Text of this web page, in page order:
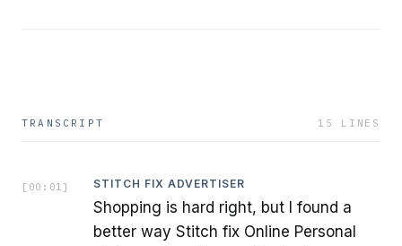
TRANSCRIPT 15 LINES
[ 00:01 ] STITCH FIX ADVERTISER
Shopping is hard right, but I found a
better way Stitch fix Online Personal